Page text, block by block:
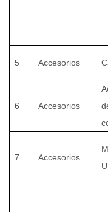
5 Accesorios
6 Accesorios
7 Accesorios